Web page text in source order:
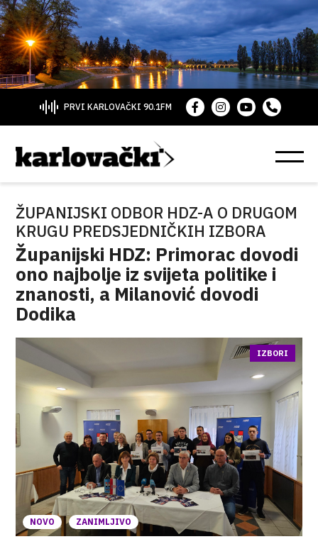
PRVI KARLOVAČKI 90.1FM
ŽUPANIJSKI ODBOR HDZ-A O DRUGOM
KRUGU PREDSJEDNIČKIH IZBORA
Županijski HDZ: Primorac dovodi
ono najbolje iz svijeta politike i
znanosti, a Milanović dovodi
Dodika
NOVO ZANIMLJIVO
IZBORI